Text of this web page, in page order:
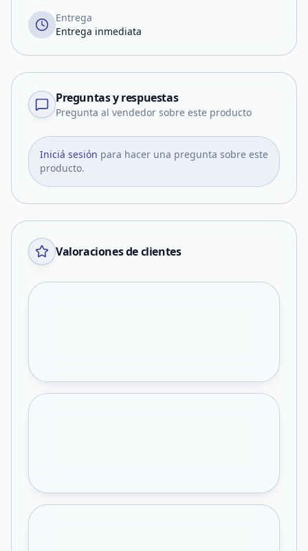
Entrega
Entrega inmediata
Preguntas y respuestas
Pregunta al vendedor sobre este producto
Iniciá sesión para hacer una pregunta sobre este
producto.
Valoraciones de clientes